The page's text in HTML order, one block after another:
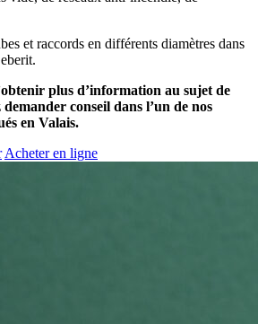
et raccords en différents diamètres dans
plus d’information au sujet de
conseil dans l’un de nos
en Valais.
Acheter en ligne